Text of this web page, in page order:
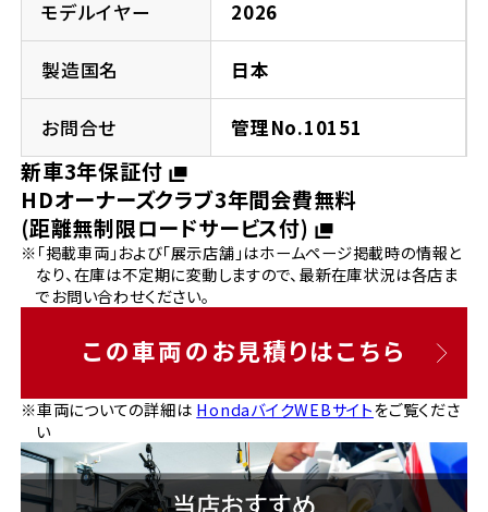
お問い合わせ
モデルイヤー 2026
製造国名 日本
お問合せ 管理No.10151
新車3年保証付
HDオーナーズクラブ3年間会費無料
(距離無制限ロードサービス付)
※「掲載車両」および「展示店舗」はホームページ掲載時の情報と
なり、在庫は不定期に変動しますので、最新在庫状況は各店ま
でお問い合わせください。
この車両のお見積りはこちら
※車両についての詳細は HondaバイクWEBサイトをご覧くださ
い
ホンダドリーム 郡山
ホンダドリーム 大田
ホンダドリーム 立川
神奈川県
ホンダドリーム 磯子
ホンダドリーム 横浜都筑
ホンダドリーム 横浜緑
ホンダドリーム 豊橋
ホンダドリーム 名古屋上小田井
岐阜県
ホンダドリーム 岐阜
京都府
ホンダドリーム 京都伏見
ホンダドリーム 京都北山
兵庫県
ホンダドリーム 神戸灘
ホンダドリーム 尼崎
ホンダドリーム 姫路
ホンダドリーム 徳島
香川県
ホンダドリーム 高松
高知県
熊本県
ホンダドリーム 熊本